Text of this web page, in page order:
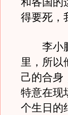
得要死，
李小鹏
里，所以
己的合身
特意在现
个生日的